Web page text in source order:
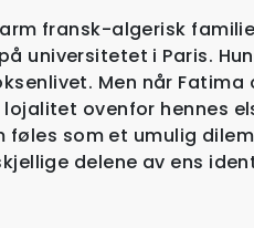
fransk-algerisk
universitetet i Paris.
Men når
ovenfor hennes
som et umulig
delene av ens